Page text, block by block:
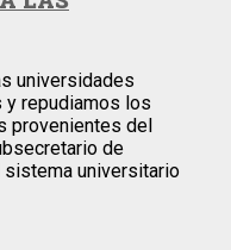
universidades
y repudiamos los
provenientes del
de
universitario